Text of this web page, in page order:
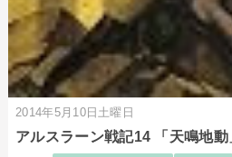
2014年5月10日土曜日
アルスラーン戦記14 「天鳴地動